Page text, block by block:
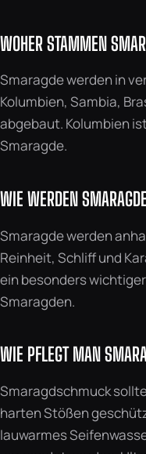
WOHER STAMMEN
Smaragde werden in
Kolumbien, Sambia,
abgebaut. Kolumbien
Smaragde.
WIE WERDEN
Smaragde werden
Reinheit, Schliff und
ein besonders
Smaragden.
WIE PFLEGT MAN
Smaragdschmuck
harten Stößen
lauwarmes